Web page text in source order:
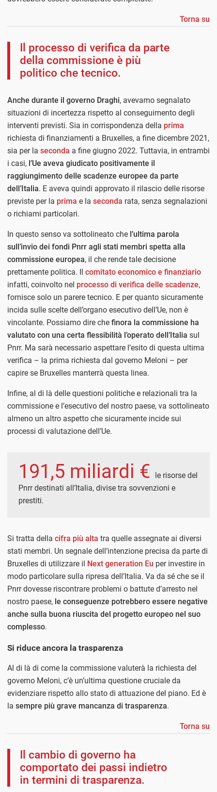
Torna su
Il processo di verifica da parte
della commissione è più
politico che tecnico.
Anche durante il governo Draghi, avevamo segnalato
situazioni di incertezza rispetto al conseguimento degli
interventi previsti. Sia in corrispondenza della prima
richiesta di finanziamenti a Bruxelles, a fine dicembre 2021,
sia per la seconda a fine giugno 2022. Tuttavia, in entrambi
i casi, l’Ue aveva giudicato positivamente il
raggiungimento delle scadenze europee da parte
dell’Italia. E aveva quindi approvato il rilascio delle risorse
previste per la prima e la seconda rata, senza segnalazioni
o richiami particolari.
In questo senso va sottolineato che l’ultima parola
sull’invio dei fondi Pnrr agli stati membri spetta alla
commissione europea, il che rende tale decisione
prettamente politica. Il comitato economico e finanziario
infatti, coinvolto nel processo di verifica delle scadenze,
fornisce solo un parere tecnico. E per quanto sicuramente
incida sulle scelte dell’organo esecutivo dell’Ue, non è
vincolante. Possiamo dire che finora la commissione ha
valutato con una certa flessibilità l’operato dell’Italia sul
Pnrr. Ma sarà necessario aspettare l’esito di questa ultima
verifica – la prima richiesta dal governo Meloni – per
capire se Bruxelles manterrà questa linea.
Infine, al di là delle questioni politiche e relazionali tra la
commissione e l’esecutivo del nostro paese, va sottolineato
almeno un altro aspetto che sicuramente incide sui
processi di valutazione dell’Ue.
191,5 miliardi €
le risorse del
Pnrr destinati all’Italia, divise tra sovvenzioni e
prestiti.
Si tratta della cifra più alta tra quelle assegnate ai diversi
stati membri. Un segnale dell’intenzione precisa da parte di
Bruxelles di utilizzare il Next generation Eu per investire in
modo particolare sulla ripresa dell’Italia. Va da sé che se il
Pnrr dovesse riscontrare problemi o battute d’arresto nel
nostro paese, le conseguenze potrebbero essere negative
anche sulla buona riuscita del progetto europeo nel suo
complesso.
Si riduce ancora la trasparenza
Al di là di come la commissione valuterà la richiesta del
governo Meloni, c’è un’ultima questione cruciale da
evidenziare rispetto allo stato di attuazione del piano. Ed è
la sempre più grave mancanza di trasparenza.
Torna su
Il cambio di governo ha
comportato dei passi indietro
in termini di trasparenza.